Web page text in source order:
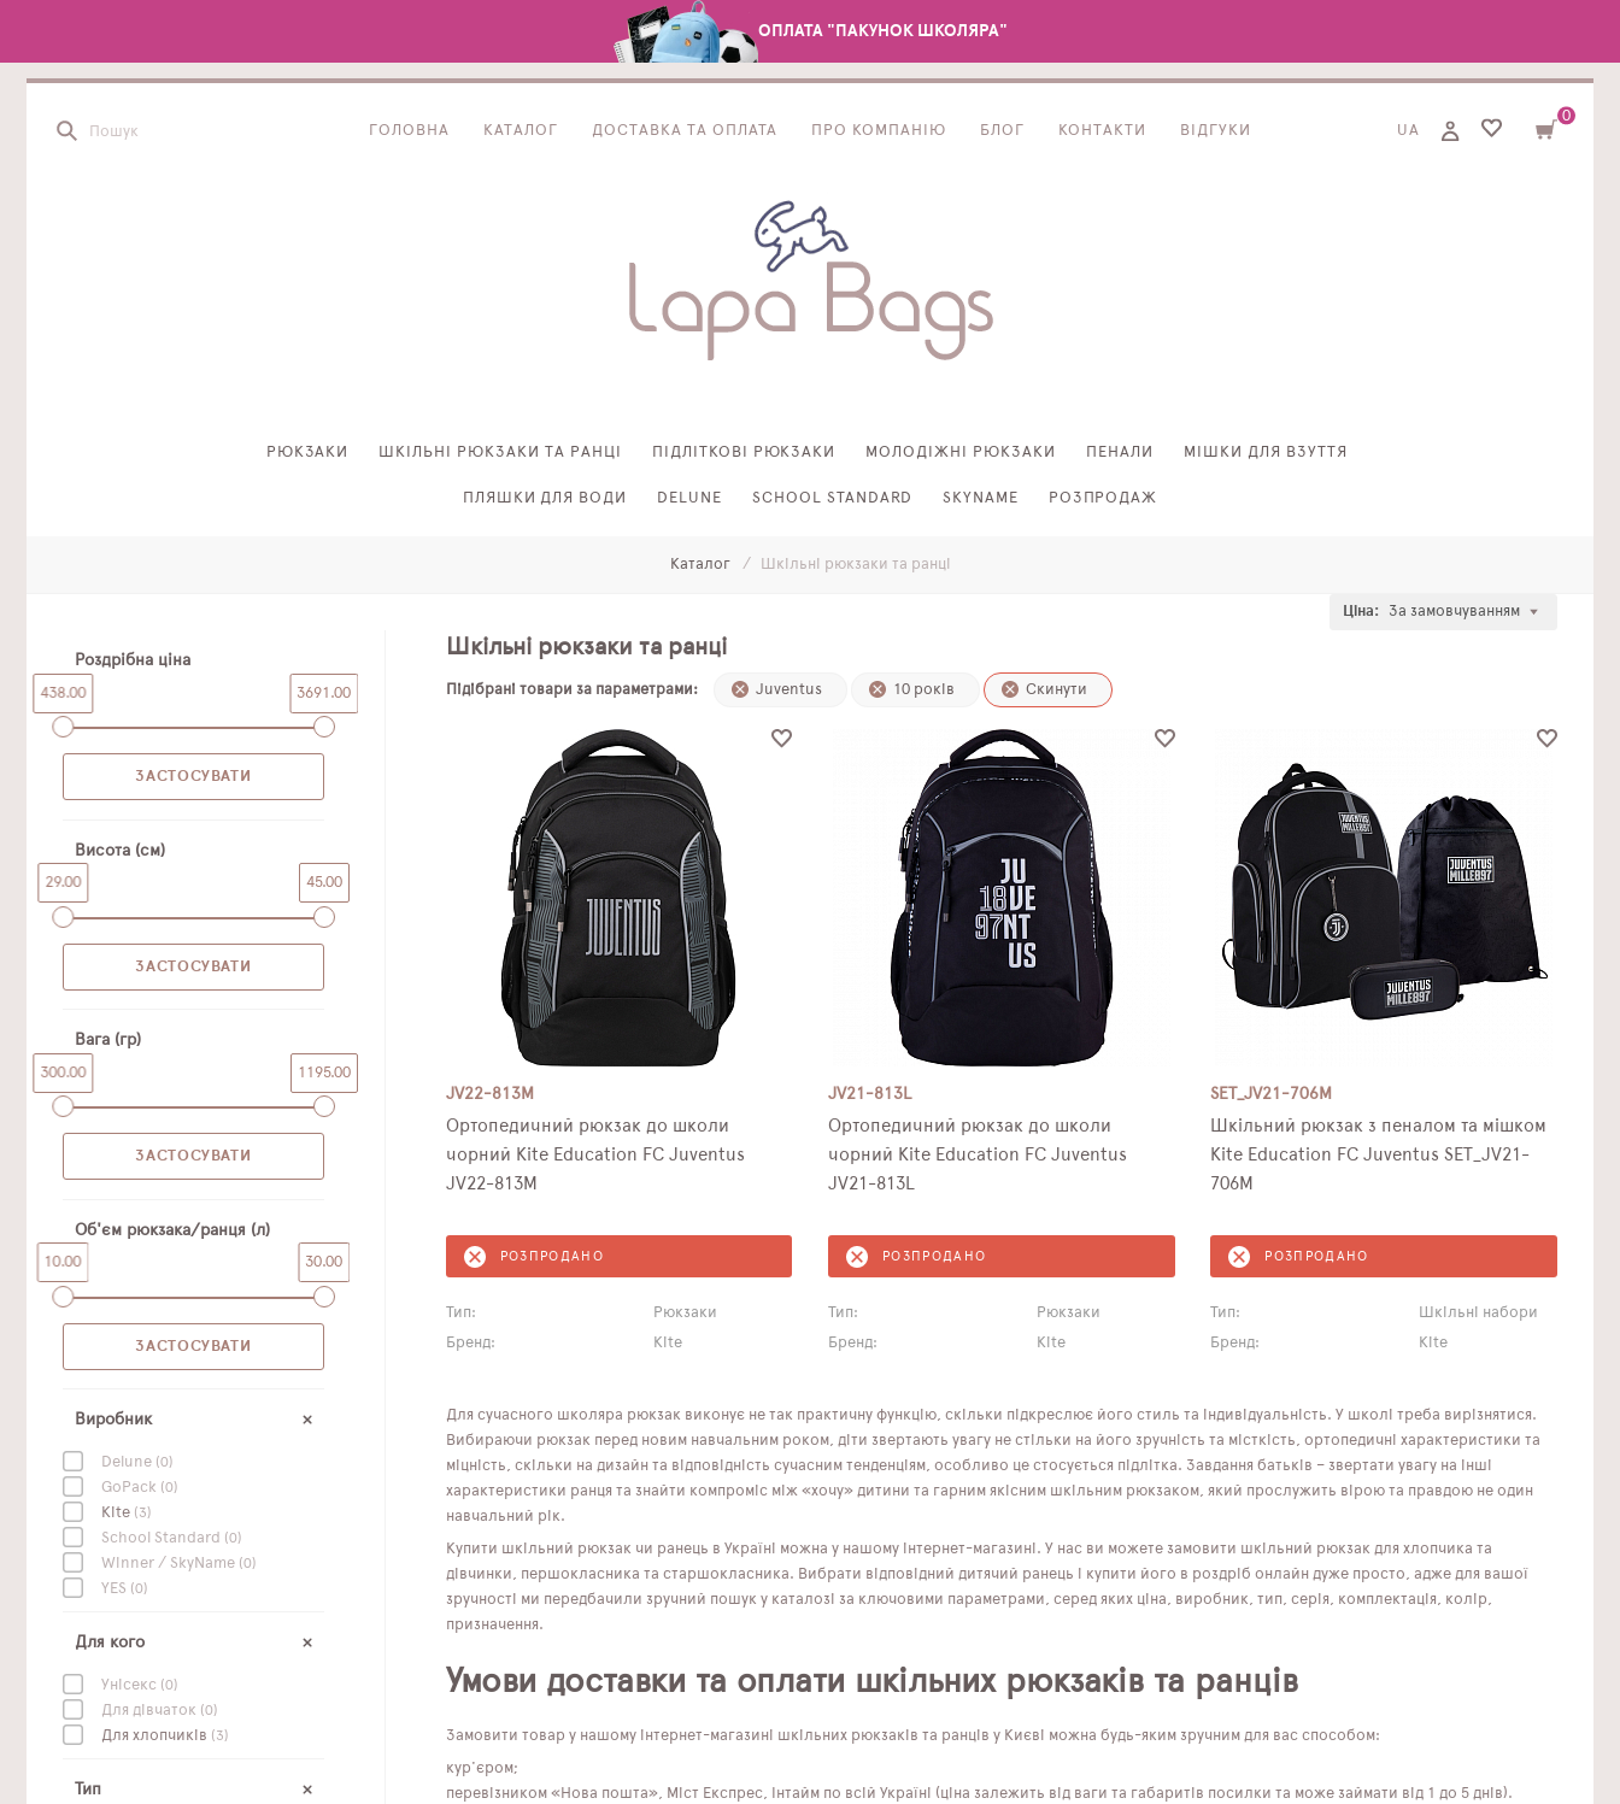
ОПЛАТА "ПАКУНОК ШКОЛЯРА"
ГОЛОВНА КАТАЛОГ ДОСТАВКА ТА ОПЛАТА ПРО КОМПАНІЮ БЛОГ КОНТАКТИ ВІДГУКИ UA
0
РЮКЗАКИ ШКІЛЬНІ РЮКЗАКИ ТА РАНЦІ ПІДЛІТКОВІ РЮКЗАКИ МОЛОДІЖНІ РЮКЗАКИ ПЕНАЛИ МІШКИ ДЛЯ ВЗУТТЯ
ПЛЯШКИ ДЛЯ ВОДИ DELUNE SCHOOL STANDARD SKYNAME РОЗПРОДАЖ
Каталог Шкільні рюкзаки та ранці
Роздрібна ціна
438.00 3691.00
Висота (см)
29.00 45.00
Вага (гр)
300.00 1195.00
Об'єм рюкзака/ранця (л)
10.00 30.00
Виробник
Delune (0)
GoPack (0)
Kite (3)
School Standard (0)
Winner / SkyName (0)
YES (0)
Для кого
Унісекс (0)
Для дівчаток (0)
Для хлопчиків (3)
Тип
Ціна: За замовчуванням
Шкільні рюкзаки та ранці
Підібрані товари за параметрами: Juventus 10 років Скинути
JV22-813M
Ортопедичний рюкзак до школи
чорний Kite Education FC Juventus
JV22-813M
РОЗПРОДАНО
Тип:
Рюкзаки
Бренд:
Kite
JV21-813L
Ортопедичний рюкзак до школи
чорний Kite Education FC Juventus
JV21-813L
РОЗПРОДАНО
Тип:
Рюкзаки
Бренд:
Kite
SET_JV21-706M
Шкільний рюкзак з пеналом та мішком
Kite Education FC Juventus SET_JV21-
706M
РОЗПРОДАНО
Тип:
Шкільні набори
Бренд:
Kite
Для сучасного школяра рюкзак виконує не так практичну функцію, скільки підкреслює його стиль та індивідуальність. У школі треба вирізнятися.
Вибираючи рюкзак перед новим навчальним роком, діти звертають увагу не стільки на його зручність та місткість, ортопедичні характеристики та
міцність, скільки на дизайн та відповідність сучасним тенденціям, особливо це стосується підлітка. Завдання батьків – звертати увагу на інші
характеристики ранця та знайти компроміс між «хочу» дитини та гарним якісним шкільним рюкзаком, який прослужить вірою та правдою не один
навчальний рік.
Купити шкільний рюкзак чи ранець в Україні можна у нашому інтернет-магазині. У нас ви можете замовити шкільний рюкзак для хлопчика та
дівчинки, першокласника та старшокласника. Вибрати відповідний дитячий ранець і купити його в роздріб онлайн дуже просто, адже для вашої
зручності ми передбачили зручний пошук у каталозі за ключовими параметрами, серед яких ціна, виробник, тип, серія, комплектація, колір,
призначення.
Умови доставки та оплати шкільних рюкзаків та ранців
Замовити товар у нашому інтернет-магазині шкільних рюкзаків та ранців у Києві можна будь-яким зручним для вас способом:
кур'єром;
перевізником «Нова пошта», Міст Експрес, Інтайм по всій Україні (ціна залежить від ваги та габаритів посилки та може займати від 1 до 5 днів).